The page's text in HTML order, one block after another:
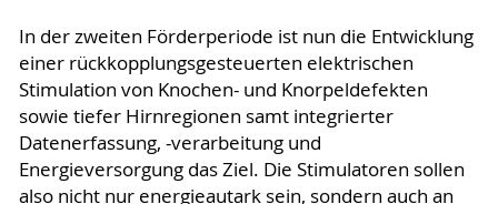
In der zweiten Förderperiode ist nun die Entwicklung
einer rückkopplungsgesteuerten elektrischen
Stimulation von Knochen- und Knorpeldefekten
sowie tiefer Hirnregionen samt integrierter
Datenerfassung, -verarbeitung und
Energieversorgung das Ziel. Die Stimulatoren sollen
also nicht nur energieautark sein, sondern auch an